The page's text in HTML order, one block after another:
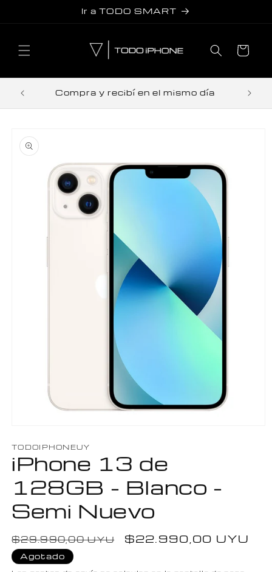
Ir a TODO SMART
Carrito
Compra y recibí en el mismo día
producto
multimedia
1
en
ventana
modal
TODOIPHONEUY
iPhone 13 de
128GB - Blanco -
Semi Nuevo
Precio
habitual
$29.990,00 UYU
Precio
oferta
$22.990,00 UYU
Agotado